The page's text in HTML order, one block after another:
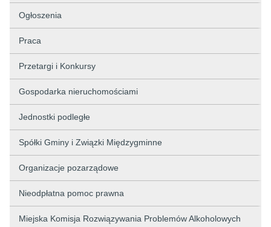
Ogłoszenia
Praca
Przetargi i Konkursy
Gospodarka nieruchomościami
Jednostki podległe
Spółki Gminy i Związki Międzygminne
Organizacje pozarządowe
Nieodpłatna pomoc prawna
Miejska Komisja Rozwiązywania Problemów Alkoholowych